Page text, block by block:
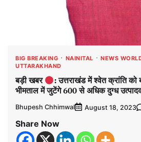
BIG BREAKING NAINITAL
NEWS
UTTARAKHAND
बड़ी खबर
: उत्तराखंड में श्वेत क्रांति
भीमताल में जुटेंगे 600 से अधिक दुग्ध
Bhupesh Chhimwal August 18, 2023
Share Now